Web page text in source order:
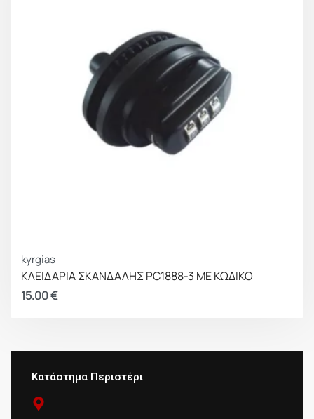
kyrgias
ΚΛΕΙΔΑΡΙΑ ΣΚΑΝΔΑΛΗΣ PC1888-3 ΜΕ ΚΩΔΙΚΟ
15.00€
Κατάστημα Περιστέρι